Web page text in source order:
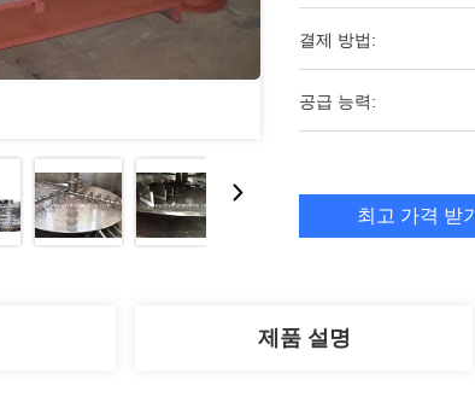
결제 방법:
공급 능력:
최고 가격 받기
제품 설명